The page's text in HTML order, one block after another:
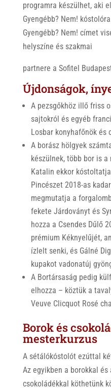
programra készülhet, aki
Gyengébb? Nem!
Gyengébb? Nem! címet
helyszíne és szakmai
partnere a Sofitel
Újdonságok,
A pezsgőkhöz illő friss
sajtokról és egyéb
Losbar konyhafőnök és
A borász hölgyek
készülnek, több bor is
Katalin ekkor
Pincészet 2018-as
megmutatja a
fekete Járdoványt és
hozza a Csendes Dűlő
prémium Kéknyelűjét,
ízlelt senki, és Gálné
kupakot vadonatúj
A Bortársaság pedig
elhozza – köztük a
Veuve Clicquot Rosé
Borok és
mesterkurzus
A sétálókóstolót ezúttal
Az egyikben a borokkal
csokoládékkal köthetünk